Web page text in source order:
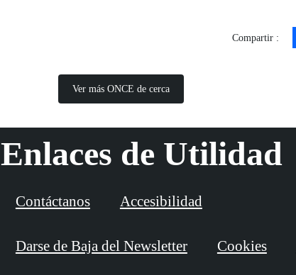
Compartir :
Ver más ONCE de cerca
Enlaces de Utilidad
Contáctanos Accesibilidad
Darse de Baja del Newsletter Cookies